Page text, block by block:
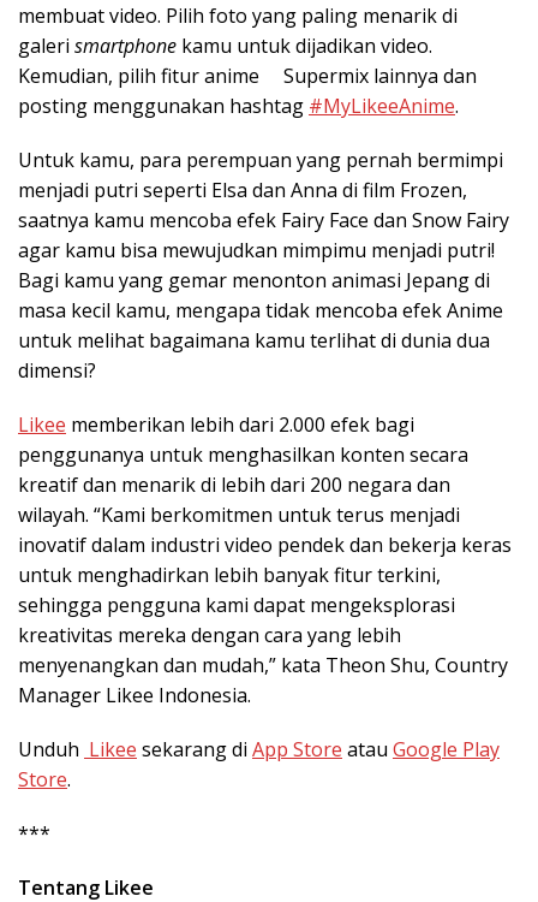
membuat video. Pilih foto yang paling menarik di
galeri smartphone kamu untuk dijadikan video.
Kemudian, pilih fitur anime Supermix lainnya dan
posting menggunakan hashtag #MyLikeeAnime.
Untuk kamu, para perempuan yang pernah bermimpi
menjadi putri seperti Elsa dan Anna di film Frozen,
saatnya kamu mencoba efek Fairy Face dan Snow Fairy
agar kamu bisa mewujudkan mimpimu menjadi putri!
Bagi kamu yang gemar menonton animasi Jepang di
masa kecil kamu, mengapa tidak mencoba efek Anime
untuk melihat bagaimana kamu terlihat di dunia dua
dimensi?
Likee memberikan lebih dari 2.000 efek bagi
penggunanya untuk menghasilkan konten secara
kreatif dan menarik di lebih dari 200 negara dan
wilayah. “Kami berkomitmen untuk terus menjadi
inovatif dalam industri video pendek dan bekerja keras
untuk menghadirkan lebih banyak fitur terkini,
sehingga pengguna kami dapat mengeksplorasi
kreativitas mereka dengan cara yang lebih
menyenangkan dan mudah,” kata Theon Shu, Country
Manager Likee Indonesia.
Unduh Likee sekarang di App Store atau Google Play
Store.
***
Tentang Likee